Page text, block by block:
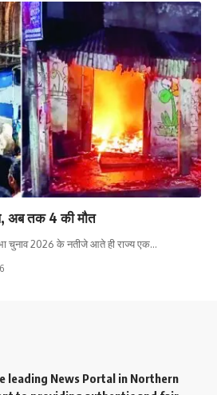
अब तक 4 की मौत
चुनाव 2026 के नतीजे आते ही राज्य एक…
leading News Portal in Northern